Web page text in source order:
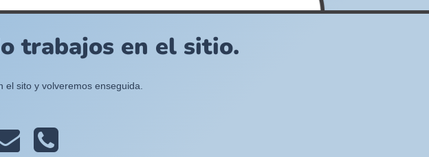
trabajos en el sitio.
sito y volveremos enseguida.